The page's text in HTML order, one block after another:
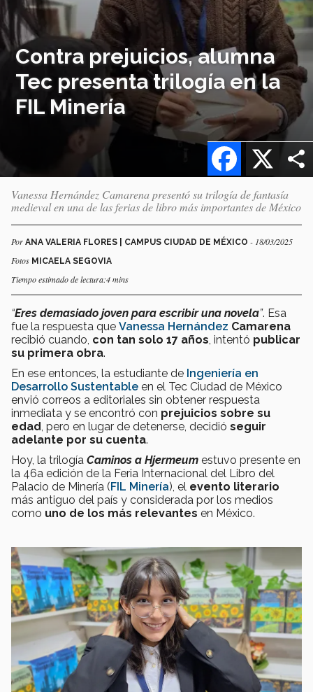
Contra prejuicios, alumna
Tec presenta trilogía en la
FIL Minería
X
Facebook
Vanessa Hernández Camarena presentó su trilogía de fantasía
medieval en una de las ferias de libro más importantes de México
Por ANA VALERIA FLORES | CAMPUS CIUDAD DE MÉXICO - 18/03/2025
Fotos MICAELA SEGOVIA
Tiempo estimado de lectura:4 mins
“Eres demasiado joven para escribir una novela”. Esa
fue la respuesta que Vanessa Hernández Camarena
recibió cuando, con tan solo 17 años , intentó publicar
su primera obra.
En ese entonces, la estudiante de Ingeniería en
Desarrollo Sustentable en el Tec Ciudad de México
envió correos a editoriales sin obtener respuesta
inmediata y se encontró con prejuicios sobre su
edad , pero en lugar de detenerse, decidió seguir
adelante por su cuenta.
Hoy, la trilogía Caminos a Hjermeum estuvo presente en
la 46a edición de la Feria Internacional del Libro del
Palacio de Minería (FIL Minería), el evento literario
más antiguo del país y considerada por los medios
como uno de los más relevantes en México.